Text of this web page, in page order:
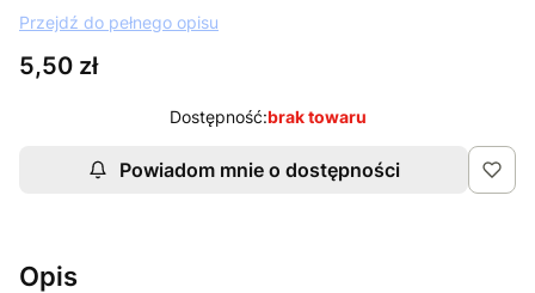
Przejdź do pełnego opisu
Cena
5,50 zł
Dostępność:brak towaru
Powiadom mnie o dostępności
Opis